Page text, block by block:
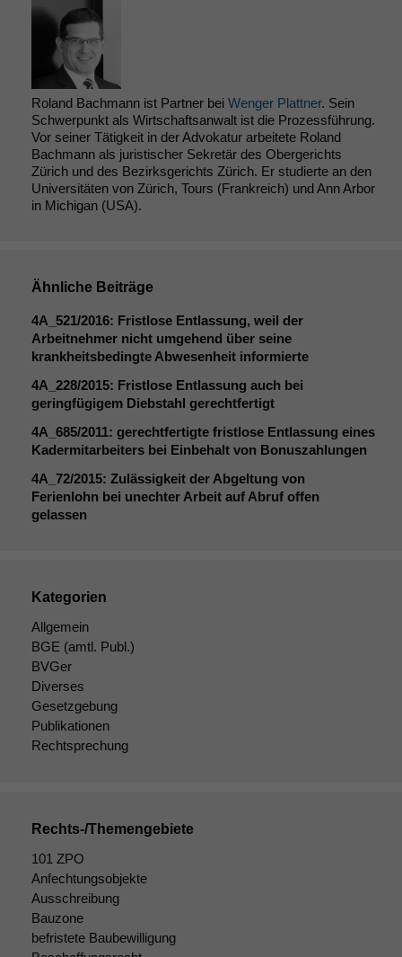
Roland Bachmann ist Partner bei Wenger Plattner. Sein
Schwerpunkt als Wirtschaftsanwalt ist die Prozessführung.
Vor seiner Tätigkeit in der Advokatur arbeitete Roland
Bachmann als juristischer Sekretär des Obergerichts
Zürich und des Bezirksgerichts Zürich. Er studierte an den
Universitäten von Zürich, Tours (Frankreich) und Ann Arbor
in Michigan (USA).
Ähnliche Beiträge
4A_521/2016: Fristlose Entlassung, weil der
Arbeitnehmer nicht umgehend über seine
krankheitsbedingte Abwesenheit informierte
4A_228/2015: Fristlose Entlassung auch bei
geringfügigem Diebstahl gerechtfertigt
4A_685/2011: gerechtfertigte fristlose Entlassung eines
Kadermitarbeiters bei Einbehalt von Bonuszahlungen
4A_72/2015: Zulässigkeit der Abgeltung von
Ferienlohn bei unechter Arbeit auf Abruf offen
gelassen
Kategorien
Allgemein
BGE (amtl. Publ.)
BVGer
Diverses
Gesetzgebung
Publikationen
Rechtsprechung
Rechts-/Themengebiete
101 ZPO
Anfechtungsobjekte
Ausschreibung
Bauzone
befristete Baubewilligung
Cookies
Diese
Cookies sind
nicht
optional, es
braucht sie,
Website
korrekt
angezeigt
werden kann.